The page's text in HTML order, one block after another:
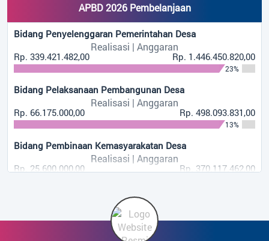
Alokasi Dana Desa
Realisasi | Anggaran
Rp. 221.295.600,00 Rp. 738.569.600,00
Bunga Bank
Realisasi | Anggaran
Rp. 1.704.632,00
APBD 2026 Pembelanjaan
Bidang Penyelenggaran Pemerintahan Desa
Realisasi | Anggaran
Rp. 339.421.482,00 Rp. 1.446.450.820,00
23%
Bidang Pelaksanaan Pembangunan Desa
Realisasi | Anggaran
Rp. 66.175.000,00 Rp. 498.093.831,00
13%
Bidang Pembinaan Kemasyarakatan Desa
Realisasi | Anggaran
Rp. 25.600.000,00 Rp. 370.117.462,00
Bidang Pemberdayaan Masyarakat Desa
Realisasi | Anggaran
Rp. 0,00 Rp. 63.000.000,00